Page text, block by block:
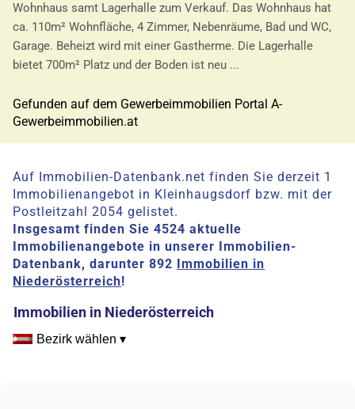
Wohnhaus samt Lagerhalle zum Verkauf. Das Wohnhaus hat
ca. 110m² Wohnfläche, 4 Zimmer, Nebenräume, Bad und WC,
Garage. Beheizt wird mit einer Gastherme. Die Lagerhalle
bietet 700m² Platz und der Boden ist neu ...
Gefunden auf dem Gewerbeimmobilien Portal A-
Gewerbeimmobilien.at
Auf Immobilien-Datenbank.net finden Sie derzeit 1
Immobilienangebot in Kleinhaugsdorf bzw. mit der
Postleitzahl 2054 gelistet.
Insgesamt finden Sie 4524 aktuelle
Immobilienangebote in unserer Immobilien-
Datenbank, darunter 892
Immobilien in
Niederösterreich!
Immobilien in Niederösterreich
Bezirk wählen ▾